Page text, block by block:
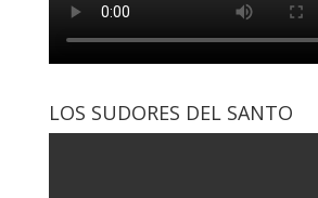
LOS SUDORES DEL SANTO